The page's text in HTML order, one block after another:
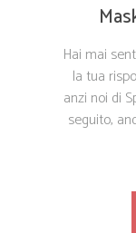
sue
Hai mai
la tua
anzi noi di
seguito,